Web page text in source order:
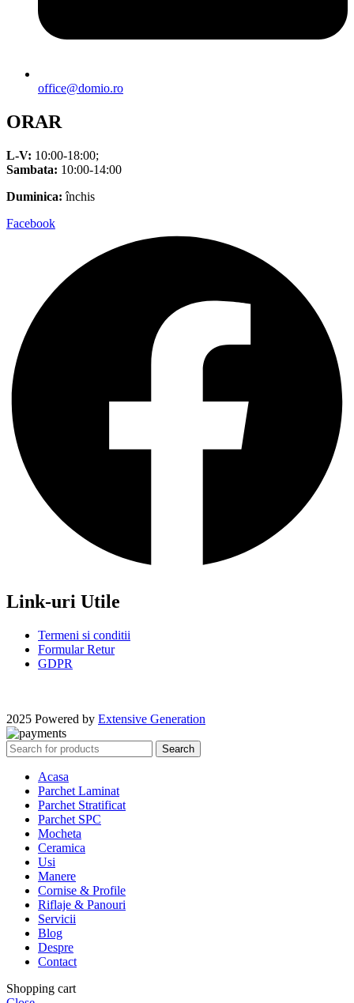
office@domio.ro
ORAR
L-V: 10:00-18:00;
Sambata: 10:00-14:00
Duminica: închis
Facebook
Link-uri Utile
Termeni si conditii
Formular Retur
GDPR
2025 Powered by Extensive Generation
Search
Acasa
Parchet Laminat
Parchet Stratificat
Parchet SPC
Mocheta
Ceramica
Usi
Manere
Cornise & Profile
Riflaje & Panouri
Servicii
Blog
Despre
Contact
Shopping cart